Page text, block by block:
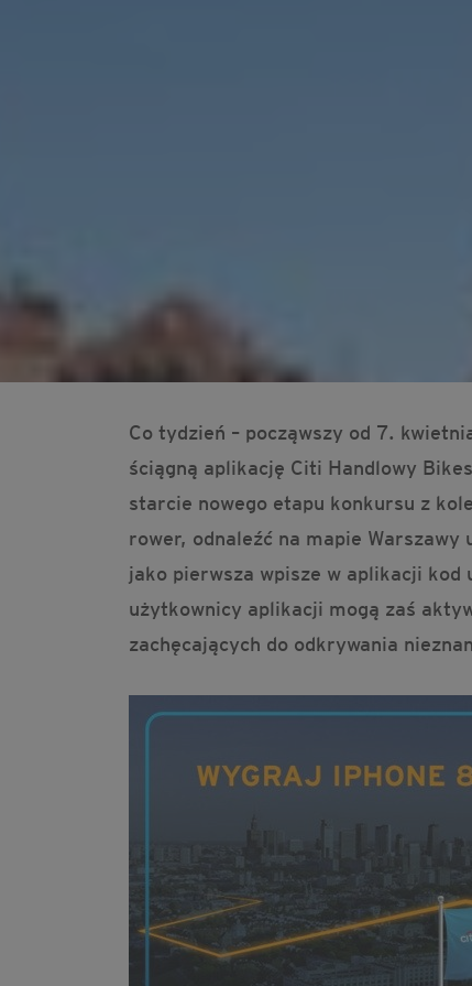
Co tydzień – począwszy od 7.
ściągną aplikację Citi Handlowy
starcie nowego etapu konkursu z
rower, odnaleźć na mapie
jako pierwsza wpisze w aplikacji
użytkownicy aplikacji mogą zaś
zachęcających do odkrywania